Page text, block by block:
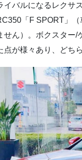
イバルになるレクサ
「F SPORT」
せん）。ボクスター
が様々あり、どち